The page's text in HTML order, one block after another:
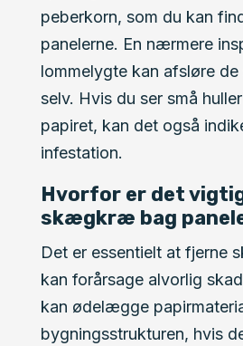
peberkorn, som du kan
panelerne. En nærmere
lommelygte kan afsløre de
selv. Hvis du ser små
papiret, kan det også
infestation.
Hvorfor er det
skægkræ bag
Det er essentielt at fjerne
kan forårsage alvorlig
kan ødelægge
bygningsstrukturen, hvis